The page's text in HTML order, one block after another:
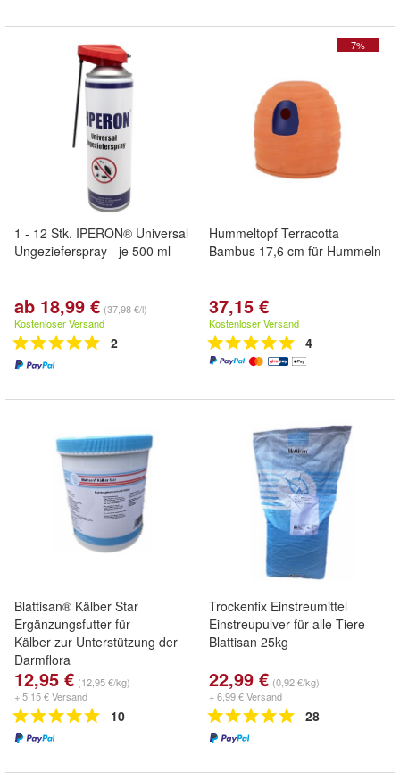
1 - 12 Stk. IPERON® Universal
Ungezieferspray - je 500 ml
ab 18,99 € (37,98 €/l)
Kostenloser Versand
2
- 7%
Hummeltopf Terracotta
Bambus 17,6 cm für Hummeln
37,15 €
Kostenloser Versand
4
Blattisan® Kälber Star
Ergänzungsfutter für
Kälber zur Unterstützung der
Darmflora
12,95 € (12,95 €/kg)
+ 5,15 € Versand
10
Trockenfix Einstreumittel
Einstreupulver für alle Tiere
Blattisan 25kg
22,99 € (0,92 €/kg)
+ 6,99 € Versand
28